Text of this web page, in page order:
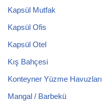
Kapsül Mutfak
Kapsül Ofis
Kapsül Otel
Kış Bahçesi
Konteyner Yüzme Havuzları
Mangal / Barbekü